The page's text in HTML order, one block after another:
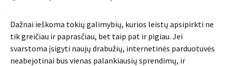
Dažnai ieškoma tokių galimybių, kurios leistų apsipirkti ne
tik greičiau ir paprasčiau, bet taip pat ir pigiau. Jei
svarstoma įsigyti naujų drabužių, internetinės parduotuvės
neabejotinai bus vienas palankiausių sprendimų, ir